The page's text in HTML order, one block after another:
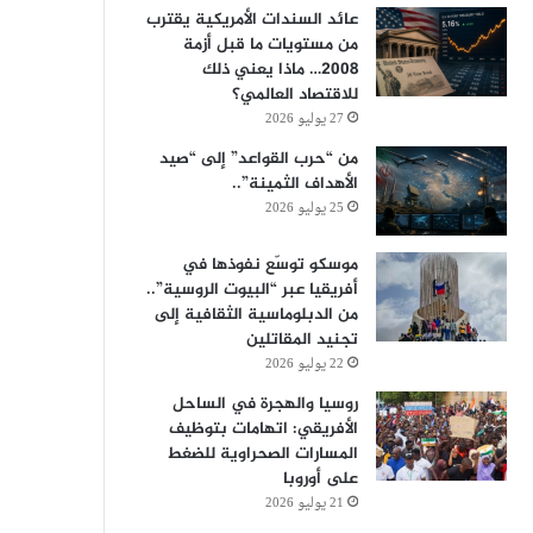
عائد السندات الأمريكية يقترب
من مستويات ما قبل أزمة
2008… ماذا يعني ذلك
للاقتصاد العالمي؟
27 يوليو 2026
من “حرب القواعد” إلى “صيد
الأهداف الثمينة”..
25 يوليو 2026
موسكو توسّع نفوذها في
أفريقيا عبر “البيوت الروسية”..
من الدبلوماسية الثقافية إلى
تجنيد المقاتلين
22 يوليو 2026
روسيا والهجرة في الساحل
الأفريقي: اتهامات بتوظيف
المسارات الصحراوية للضغط
على أوروبا
21 يوليو 2026